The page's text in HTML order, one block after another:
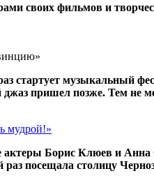
своих фильмов и
стартует музыкальный
пришел позже. Тем не
мудрой!»
актеры Борис Клюев и
посещала столицу